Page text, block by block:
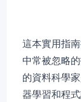
這本實用指
中常被忽略
的資料科學
器學習和程